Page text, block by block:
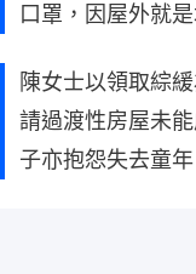
口罩，因屋外就
陳女士以領取綜
請過渡性房屋未
子亦抱怨失去童